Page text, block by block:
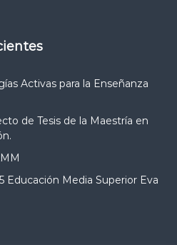
Activas para la Enseñanza
de Tesis de la Maestría en
Educación Media Superior Eva